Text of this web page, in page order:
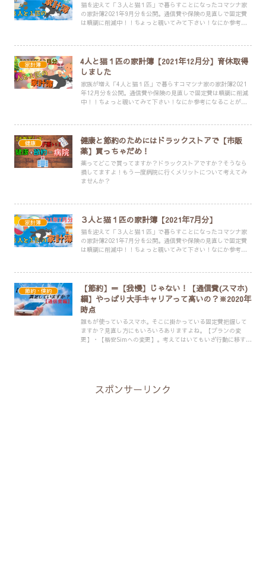
猫を迎えて「３人と猫１匹」で暮らすことになったコマツナ家
の家計簿2021年9月分を公開。通信費や保険の見直しで固定費
は順調に削減中！！ちょっと覗いてみて下さい！なにか参考に
家計簿
4人と猫１匹の家計簿【2021年12月分】育休取得
しました
家族が増え「4人と猫１匹」で暮らすコマツナ家の家計簿2021
年12月分を公開。通信費や保険の見直しで固定費は順調に削減
中！！ちょっと覗いてみて下さい！なにか参考になることがあ
健康
健康と節約のためにはドラックストアで【市販
薬】買っちゃだめ！
薬ってどこで買ってますか？ドラックストアですか？そうなら
損してますよ！もう一度病院に行くメリットについて考えてみ
ませんか？
家計簿 ３人と猫１匹の家計簿【2021年7月分】
猫を迎えて「３人と猫１匹」で暮らすことになったコマツナ家
の家計簿2021年7月分を公開。通信費や保険の見直しで固定費
は順調に削減中！！ちょっと覗いてみて下さい！なにか参考に
節約・倹約
【節約】＝【我慢】じゃない！【通信費(スマホ)
編】やっぱり大手キャリアって高いの？※2020年
時点
誰もが使っているスマホ。そこに掛かっている固定費把握して
ますか？見直し方にもいろいろありますよね。【プランの変
更】・【格安Simへの変更】。考えてはいてもいざ行動に移すと
スポンサーリンク